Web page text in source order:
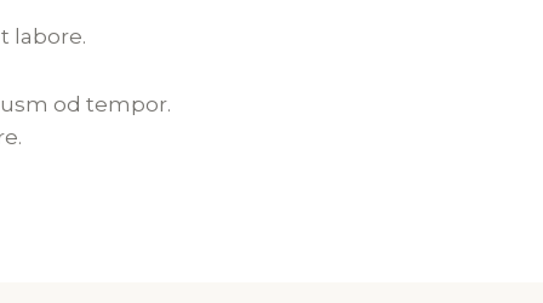
labore.
od tempor.